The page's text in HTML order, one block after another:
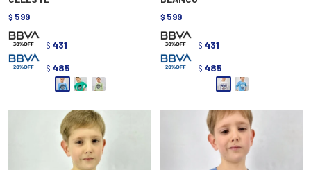
$ 599
$ 431
$ 485
$ 599
$ 431
$ 485